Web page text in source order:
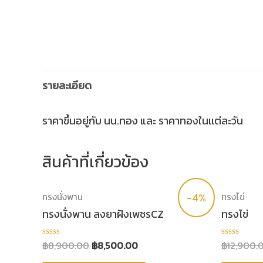
รายละเอียด
ราคาขึ้นอยู่กับ นน.ทอง และ ราคาทองในเเต่ละวัน
สินค้าที่เกี่ยวข้อง
-4%
ทรงนั่งพาน
ทรงนั่งพาน ลงยาฝังเพชรCZ
ให้
คะแนน
฿8,900.00 ฿8,500.00
ทรงไข่
ทรงไข่
ให้
คะแนน
฿